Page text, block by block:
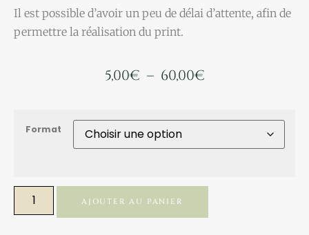
Il est possible d’avoir un peu de délai d’attente, afin de
permettre la réalisation du print.
5,00€ – 60,00€
Format
AJOUTER AU PANIER